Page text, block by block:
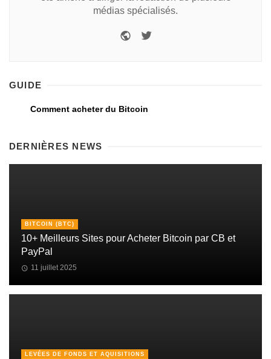
médias spécialisés.
GUIDE
Comment acheter du Bitcoin
DERNIÈRES NEWS
BITCOIN (BTC)
10+ Meilleurs Sites pour Acheter Bitcoin par CB et
PayPal
11 juillet 2025
LEVÉES DE FONDS ET AQUISITIONS